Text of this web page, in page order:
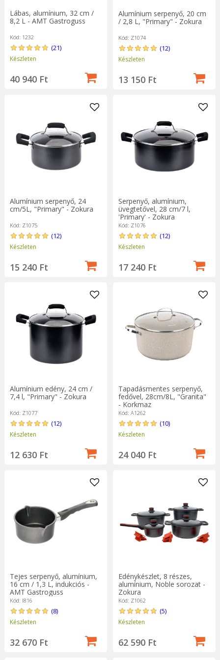
Lábas, alumínium, 32 cm /
8,2 L - AMT Gastroguss
Kód: 1232
(21)
Készleten
40 940 Ft
Alumínium serpenyő, 20 cm
/ 2,8 L, "Primary" - Zokura
Kód: Z1074
(12)
Készleten
13 150 Ft
Alumínium serpenyő, 24
cm/5L, "Primary" - Zokura
Kód: Z1075
(12)
Készleten
15 240 Ft
Serpenyő, alumínium,
üvegtetővel, 28 cm/7 l,
'Primary' - Zokura
Kód: Z1076
(12)
Készleten
17 240 Ft
Alumínium edény, 24 cm /
7,4 l, "Primary" - Zokura
Kód: Z1077
(12)
Készleten
12 630 Ft
Tapadásmentes serpenyő,
fedővel, 28cm/8L, "Granita"
- Korkmaz
Kód: A1262
(10)
Készleten
24 040 Ft
Tejes serpenyő, alumínium,
16 cm / 1,3 L, indukciós -
AMT Gastroguss
Kód: I816
(8)
Készleten
32 670 Ft
Edénykészlet, 8 részes,
alumínium, Noble sorozat -
Zokura
Kód: Z1062
(5)
Készleten
62 590 Ft